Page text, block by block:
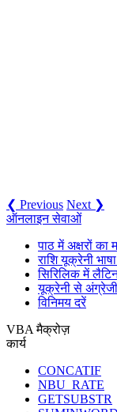
❮ Previous Next ❯
ऑनलाइन सेवाओं
पाठ में अक्षरों का
राशि यूक्रेनी
सिरिलिक में
यूक्रेनी से
विनिमय दरें
VBA मैक्रोज़
कार्य
CONCATIF
NBU_RATE
GETSUBSTR